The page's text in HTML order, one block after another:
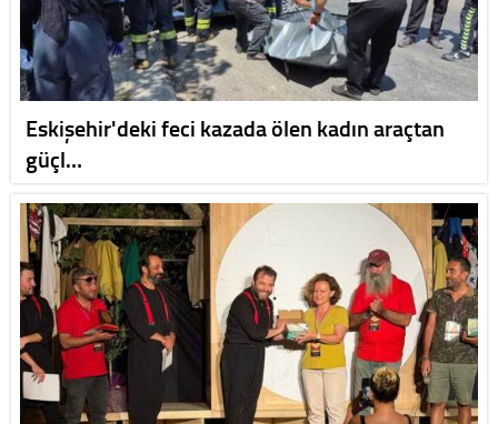
Eskişehir'deki feci kazada ölen kadın araçtan
güçl…